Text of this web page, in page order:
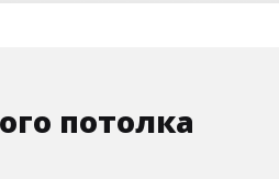
потолка